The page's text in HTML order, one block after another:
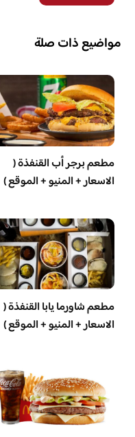
مواضيع ذات صلة
مطعم برجر أب القنفذة (
الاسعار + المنيو + الموقع )
مطعم شاورما يابا القنفذة (
الاسعار + المنيو + الموقع )